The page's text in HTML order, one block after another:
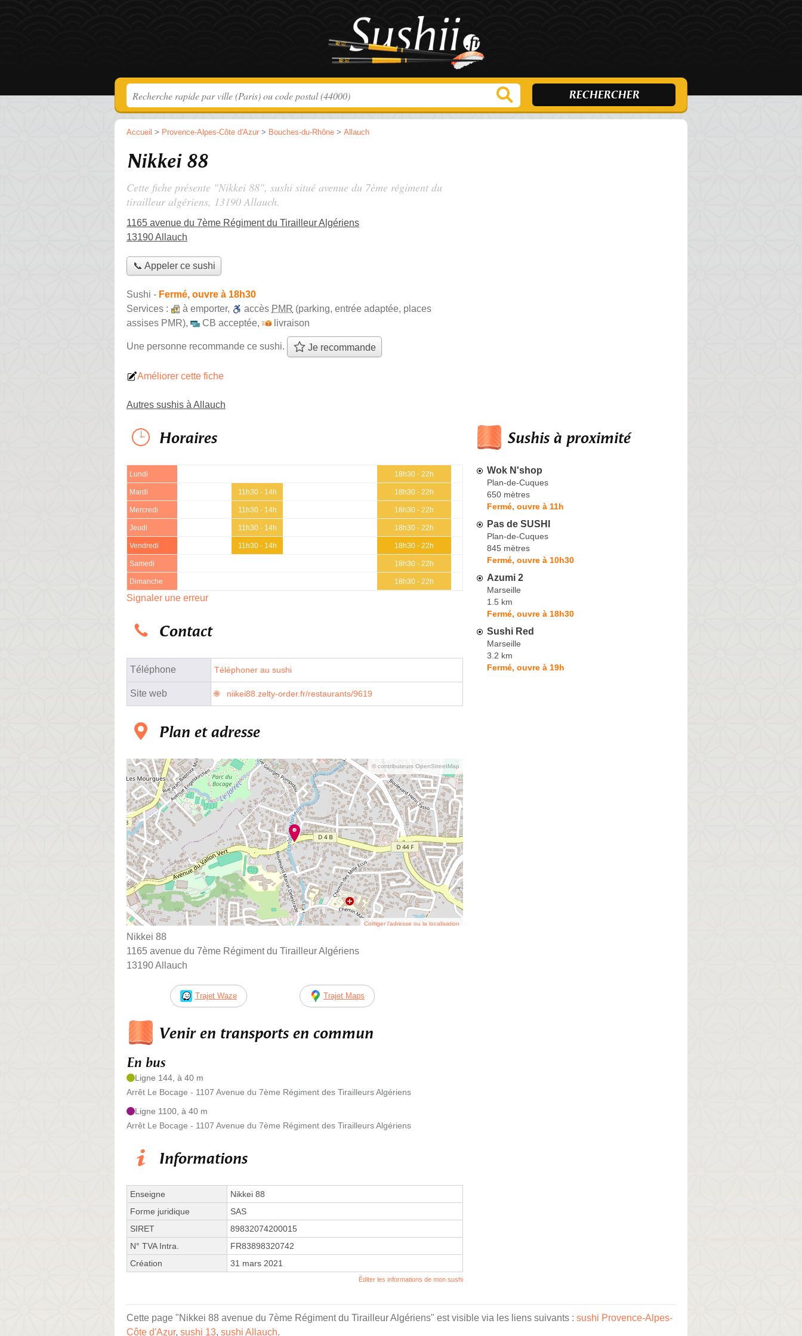
Accueil > Provence-Alpes-Côte d'Azur > Bouches-du-Rhône > Allauch
Nikkei 88
Cette fiche présente "Nikkei 88", sushi situé avenue du 7ème régiment du
tirailleur algériens, 13190 Allauch.
1165 avenue du 7ème Régiment du Tirailleur Algériens
13190 Allauch
📞 Appeler ce sushi
Sushi - Fermé, ouvre à 18h30
Services :
à emporter, accès PMR (parking, entrée adaptée, places
assises PMR), CB acceptée, livraison
Une personne recommande ce sushi. Je recommande
Améliorer cette fiche
Autres sushis à Allauch
Horaires
Lundi 18h30 - 22h
Mardi 11h30 - 14h 18h30 - 22h
Mercredi 11h30 - 14h 18h30 - 22h
Jeudi 11h30 - 14h 18h30 - 22h
Vendredi 11h30 - 14h 18h30 - 22h
Samedi 18h30 - 22h
Dimanche 18h30 - 22h
Signaler une erreur
Contact
Téléphone Téléphoner au sushi
Site web niikei88.zelty-order.fr/restaurants/9619
Plan et adresse
© contributeurs OpenStreetMap
Corriger l’adresse ou la localisation
Nikkei 88
1165 avenue du 7ème Régiment du Tirailleur Algériens
13190 Allauch
Trajet Waze Trajet Maps
Venir en transports en commun
En bus
Ligne 144, à 40 m
Arrêt Le Bocage - 1107 Avenue du 7ème Régiment des Tirailleurs Algériens
Ligne 1100, à 40 m
Arrêt Le Bocage - 1107 Avenue du 7ème Régiment des Tirailleurs Algériens
Informations
Enseigne
Nikkei 88
Forme juridique
SAS
SIRET
89832074200015
N° TVA Intra.
FR83898320742
Création
31 mars 2021
Éditer les informations de mon sushi
Sushis à proximité
Wok N'shop
Plan-de-Cuques
650 mètres
Fermé, ouvre à 11h
Pas de SUSHI
Plan-de-Cuques
845 mètres
Fermé, ouvre à 10h30
Azumi 2
Marseille
1.5 km
Fermé, ouvre à 18h30
Sushi Red
Marseille
3.2 km
Fermé, ouvre à 19h
Cette page "Nikkei 88 avenue du 7ème Régiment du Tirailleur Algériens" est visible via les liens suivants : sushi Provence-Alpes-
Côte d'Azur, sushi 13, sushi Allauch.